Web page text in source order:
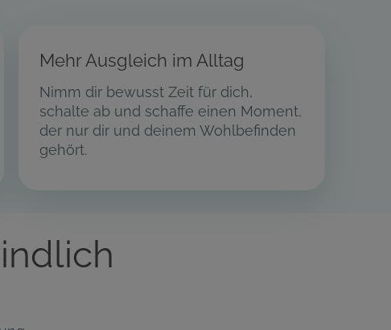
Mehr Ausgleich im Alltag
Nimm dir bewusst Zeit für dich,
schalte ab und schaffe einen Moment,
der nur dir und deinem Wohlbefinden
gehört.